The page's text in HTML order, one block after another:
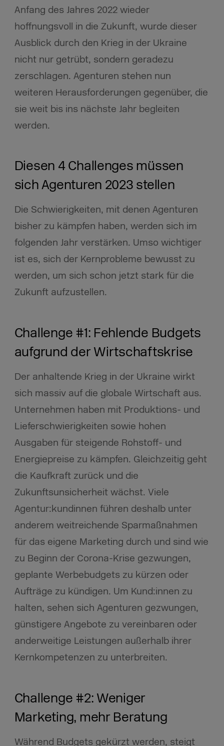
Anfang des Jahres 2022 wieder
hoffnungsvoll in die Zukunft, wurde dieser
Ausblick durch den Krieg in der Ukraine
nicht nur getrübt, sondern geradezu
zerschlagen. Agenturen stehen nun
weiteren Herausforderungen gegenüber, die
sie weit bis ins nächste Jahr begleiten
werden.
Diesen 4 Challenges müssen
sich Agenturen 2023 stellen
Die Schwierigkeiten, mit denen Agenturen
bisher zu kämpfen haben, werden sich im
folgenden Jahr verstärken. Umso wichtiger
ist es, sich der Kernprobleme bewusst zu
werden, um sich schon jetzt stark für die
Zukunft aufzustellen.
Challenge #1: Fehlende Budgets
aufgrund der Wirtschaftskrise
Der anhaltende Krieg in der Ukraine wirkt
sich massiv auf die globale Wirtschaft aus.
Unternehmen haben mit Produktions- und
Lieferschwierigkeiten sowie hohen
Ausgaben für steigende Rohstoff- und
Energiepreise zu kämpfen. Gleichzeitig geht
die Kaufkraft zurück und die
Zukunftsunsicherheit wächst. Viele
Agentur:kundinnen führen deshalb unter
anderem weitreichende Sparmaßnahmen
für das eigene Marketing durch und sind wie
zu Beginn der Corona-Krise gezwungen,
geplante Werbebudgets zu kürzen oder
Aufträge zu kündigen. Um Kund:innen zu
halten, sehen sich Agenturen gezwungen,
günstigere Angebote zu vereinbaren oder
anderweitige Leistungen außerhalb ihrer
Kernkompetenzen zu unterbreiten.
Challenge #2: Weniger
Marketing, mehr Beratung
Während Budgets gekürzt werden, steigt